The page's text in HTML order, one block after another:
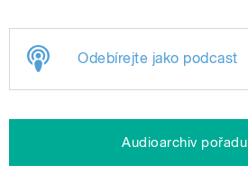
Odebírejte jako podcast
Audioarchiv pořadu